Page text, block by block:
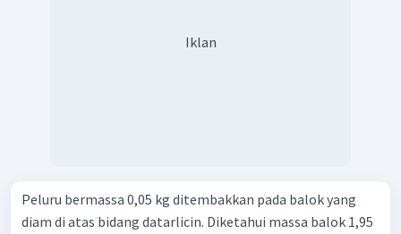
Iklan
Peluru bermassa 0,05 kg ditembakkan pada balok yang
diam di atas bidang datarlicin. Diketahui massa balok 1,95